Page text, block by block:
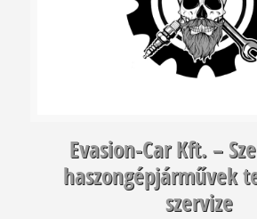
Evasion-Car Kft. –
haszongépjárművek
szervize